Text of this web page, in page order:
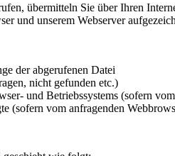
übermitteln Sie über Ihren
und unserem Webserver
der abgerufenen Datei
nicht gefunden etc.)
und Betriebssystems (sofern
(sofern vom anfragenden